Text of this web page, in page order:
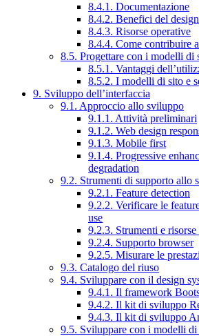
8.4.1. Documentazione
8.4.2. Benefici del
8.4.3. Risorse operative
8.4.4. Come contribuire
8.5. Progettare con i modelli di
8.5.1. Vantaggi
8.5.2. I modelli di sito e
9. Sviluppo dell’interfaccia
9.1. Approccio allo sviluppo
9.1.1. Attività preliminari
9.1.2. Web design
9.1.3. Mobile first
9.1.4. Progressive
degradation
9.2. Strumenti di supporto allo
9.2.1. Feature detection
9.2.2. Verificare le
use
9.2.3. Strumenti e
9.2.4. Supporto browser
9.2.5. Misurare le
9.3. Catalogo del riuso
9.4. Sviluppare con il design
9.4.1. Il framework
9.4.2. Il kit di sviluppo
9.4.3. Il kit di sviluppo
9.5. Sviluppare con i modelli di